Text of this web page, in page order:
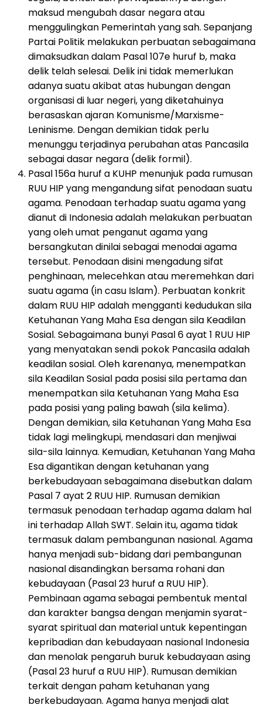
maksud mengubah dasar negara atau
menggulingkan Pemerintah yang sah. Sepanjang
Partai Politik melakukan perbuatan sebagaimana
dimaksudkan dalam Pasal 107e huruf b, maka
delik telah selesai. Delik ini tidak memerlukan
adanya suatu akibat atas hubungan dengan
organisasi di luar negeri, yang diketahuinya
berasaskan ajaran Komunisme/Marxisme-
Leninisme. Dengan demikian tidak perlu
menunggu terjadinya perubahan atas Pancasila
sebagai dasar negara (delik formil).
Pasal 156a huruf a KUHP menunjuk pada rumusan
RUU HIP yang mengandung sifat penodaan suatu
agama. Penodaan terhadap suatu agama yang
dianut di Indonesia adalah melakukan perbuatan
yang oleh umat penganut agama yang
bersangkutan dinilai sebagai menodai agama
tersebut. Penodaan disini mengadung sifat
penghinaan, melecehkan atau meremehkan dari
suatu agama (in casu Islam). Perbuatan konkrit
dalam RUU HIP adalah mengganti kedudukan sila
Ketuhanan Yang Maha Esa dengan sila Keadilan
Sosial. Sebagaimana bunyi Pasal 6 ayat 1 RUU HIP
yang menyatakan sendi pokok Pancasila adalah
keadilan sosial. Oleh karenanya, menempatkan
sila Keadilan Sosial pada posisi sila pertama dan
menempatkan sila Ketuhanan Yang Maha Esa
pada posisi yang paling bawah (sila kelima).
Dengan demikian, sila Ketuhanan Yang Maha Esa
tidak lagi melingkupi, mendasari dan menjiwai
sila-sila lainnya. Kemudian, Ketuhanan Yang Maha
Esa digantikan dengan ketuhanan yang
berkebudayaan sebagaimana disebutkan dalam
Pasal 7 ayat 2 RUU HIP. Rumusan demikian
termasuk penodaan terhadap agama dalam hal
ini terhadap Allah SWT. Selain itu, agama tidak
termasuk dalam pembangunan nasional. Agama
hanya menjadi sub-bidang dari pembangunan
nasional disandingkan bersama rohani dan
kebudayaan (Pasal 23 huruf a RUU HIP).
Pembinaan agama sebagai pembentuk mental
dan karakter bangsa dengan menjamin syarat-
syarat spiritual dan material untuk kepentingan
kepribadian dan kebudayaan nasional Indonesia
dan menolak pengaruh buruk kebudayaan asing
(Pasal 23 huruf a RUU HIP). Rumusan demikian
terkait dengan paham ketuhanan yang
berkebudayaan. Agama hanya menjadi alat